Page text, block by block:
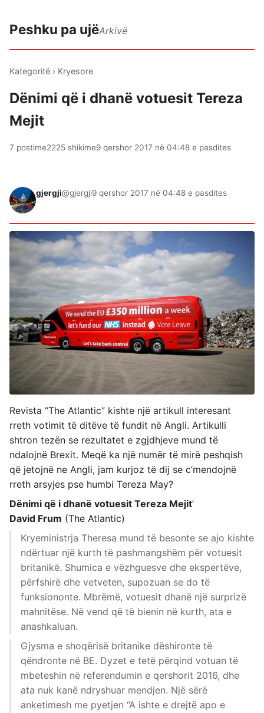
Peshku pa ujëArkivë
Kategoritë › Kryesore
Dënimi që i dhanë votuesit Tereza
Mejit
7 postime2225 shikime9 qershor 2017 në 04:48 e pasdites
gjergji@gjergji9 qershor 2017 në 04:48 e pasdites
Revista “The Atlantic” kishte një artikull interesant
rreth votimit të ditëve të fundit në Angli. Artikulli
shtron tezën se rezultatet e zgjdhjeve mund të
ndalojnë Brexit. Meqë ka një numër të mirë peshqish
që jetojnë ne Angli, jam kurjoz të dij se c’mendojnë
rreth arsyjes pse humbi Tereza May?
Dënimi që i dhanë votuesit Tereza Mejit’
David Frum (The Atlantic)
Kryeministrja Theresa mund të besonte se ajo kishte
ndërtuar një kurth të pashmangshëm për votuesit
britanikë. Shumica e vëzhguesve dhe ekspertëve,
përfshirë dhe vetveten, supozuan se do të
funksiononte. Mbrëmë, votuesit dhanë një surprizë
mahnitëse. Në vend që të bienin në kurth, ata e
anashkaluan.
Gjysma e shoqërisë britanike dëshironte të
qëndronte në BE. Dyzet e tetë përqind votuan të
mbeteshin në referendumin e qershorit 2016, dhe
ata nuk kanë ndryshuar mendjen. Një sërë
anketimesh me pyetjen “A ishte e drejtë apo e